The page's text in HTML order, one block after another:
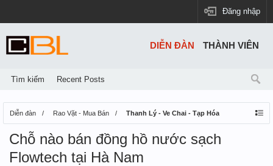
Đăng nhập
Diễn đàn Rao Vặt - Mua Bán Thanh Lý - Ve Chai - Tạp Hóa
Chỗ nào bán đồng hồ nước sạch
Flowtech tại Hà Nam
DIỄN ĐÀN
Tìm kiếm Recent Posts
THÀNH VIÊN